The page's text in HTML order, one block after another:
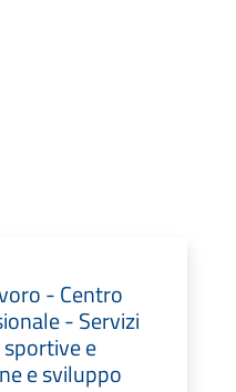
- Centro
- Servizi
e
e sviluppo